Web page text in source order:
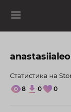
Статистика на
8 0 0